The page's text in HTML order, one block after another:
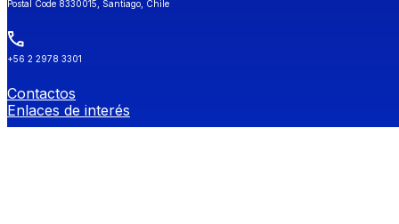
Postal Code 8330015, Santiago, Chile
+56 2 2978 3301
Contactos
Enlaces de interés